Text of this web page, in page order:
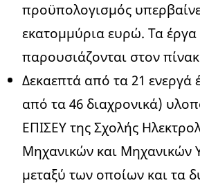
προϋπολογισμός
εκατομμύρια ευρώ. Τα
παρουσιάζονται στον
Δεκαεπτά από τα 21 ενεργά
από τα 46 διαχρονικά)
ΕΠΙΣΕΥ της Σχολής
Μηχανικών και Μηχανικών
μεταξύ των οποίων και τα